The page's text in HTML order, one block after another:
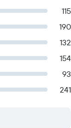
115
190
132
154
93
241